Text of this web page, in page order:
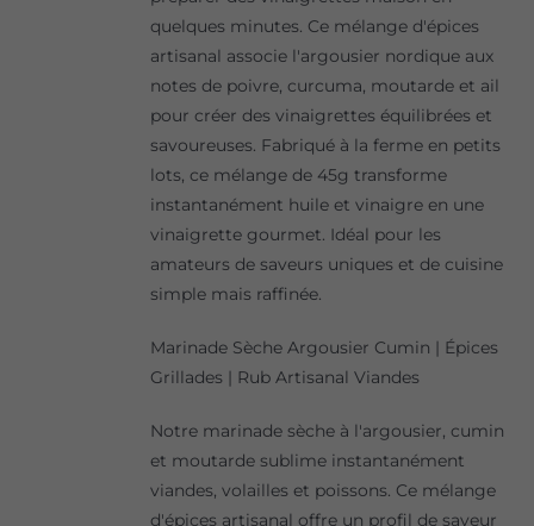
quelques minutes. Ce mélange d'épices
artisanal associe l'argousier nordique aux
notes de poivre, curcuma, moutarde et ail
pour créer des vinaigrettes équilibrées et
savoureuses. Fabriqué à la ferme en petits
lots, ce mélange de 45g transforme
instantanément huile et vinaigre en une
vinaigrette gourmet. Idéal pour les
amateurs de saveurs uniques et de cuisine
simple mais raffinée.
Marinade Sèche Argousier Cumin | Épices
Grillades | Rub Artisanal Viandes
Notre marinade sèche à l'argousier, cumin
et moutarde sublime instantanément
viandes, volailles et poissons. Ce mélange
d'épices artisanal offre un profil de saveur